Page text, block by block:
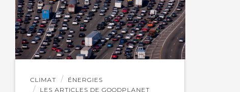
CLIMAT
ÉNERGIES
LES ARTICLES DE GOODPLANET
Lire
l'article